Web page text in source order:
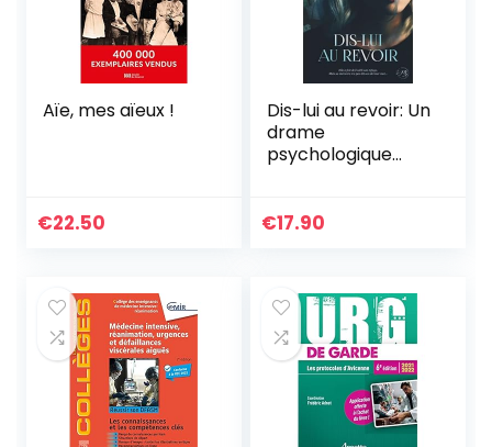
Aïe, mes aïeux !
€22.50
Dis-lui au revoir: Un
drame
psychologique
€17.90